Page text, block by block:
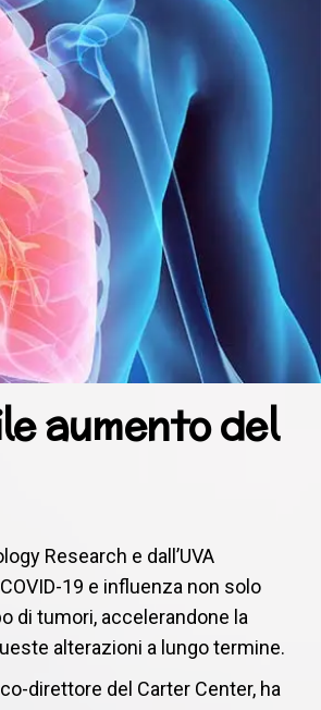
aumento del
Research e dall’UVA
19 e influenza non solo
di tumori, accelerandone la
alterazioni a lungo termine.
direttore del Carter Center, ha